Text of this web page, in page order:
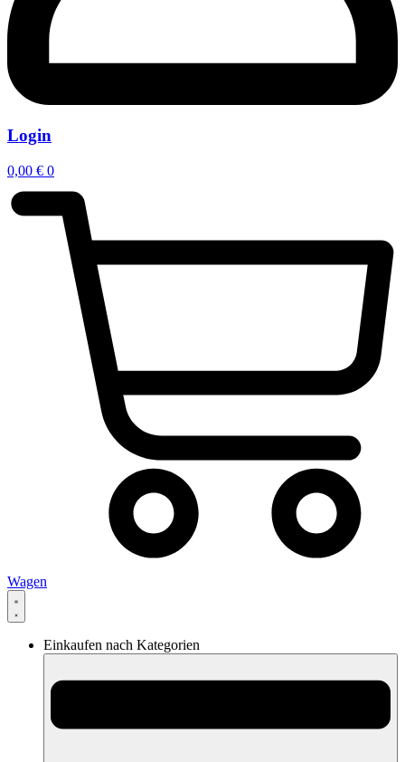
Login
0,00 € 0
Wagen
Einkaufen nach Kategorien